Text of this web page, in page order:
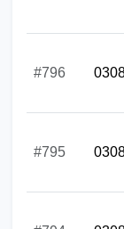
#796
#795